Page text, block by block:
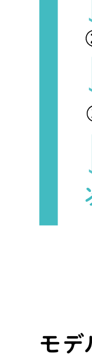
モデ